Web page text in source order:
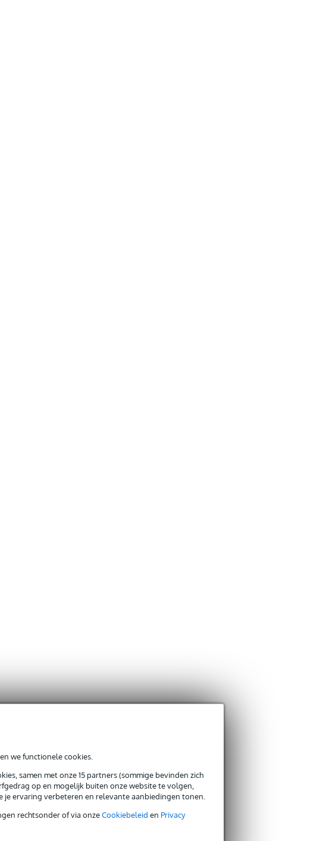
we functionele cookies.
samen met onze 15 partners (sommige bevinden zich
op en mogelijk buiten onze website te volgen,
je ervaring verbeteren en relevante aanbiedingen tonen.
rechtsonder of via onzeCookiebeleid en Privacy